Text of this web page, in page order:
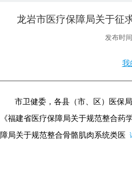
集采标讯项目 开
龙岩市医疗保障局关于征
发布时
我
市卫健委，各县（市、区）医
《福建省医疗保障局关于规范整合药
障局关于规范整合骨骼肌肉系统类医